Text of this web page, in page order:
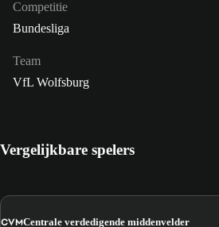
Competitie
Bundesliga
Team
VfL Wolfsburg
Vergelijkbare spelers
CVMCentrale verdedigende middenvelder